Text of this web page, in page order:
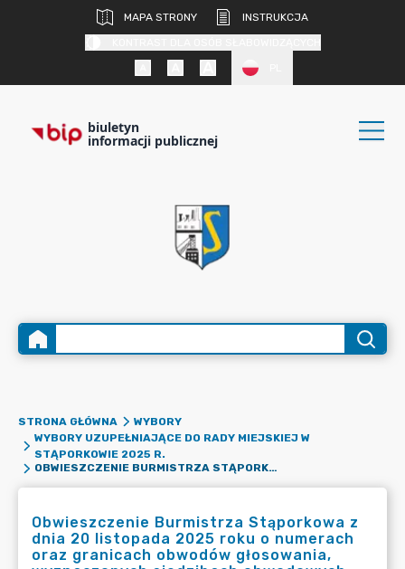
MAPA STRONY
INSTRUKCJA
biuletyn
informacji publicznej
STRONA GŁÓWNA
WYBORY
WYBORY UZUPEŁNIAJĄCE DO RADY MIEJSKIEJ W
STĄPORKOWIE 2025 R.
OBWIESZCZENIE BURMISTRZA STĄPORKOWA Z DNIA 20 LISTOPADA 2025 ROKU O NUMERACH ORAZ GRANICACH OBWODÓW GŁOSOWANIA, WYZNACZONYCH SIEDZIBACH OBWODOWYCH KOMISJI WYBORCZYCH ORAZ MOŻLIWOŚCI GŁOSOWANIA KORESPONDENCYJNEGO I PRZEZ PEŁNOMOCNIKA W WYBORACH UZUPEŁNIAJĄCYCH DO RADY MIEJSKIEJ W STĄPORKOWIE W OKRĘGU WYBORCZYM NR 12, ZARZĄDZONYCH NA DZIEŃ 21 GRUDNIA 2025 R.
Obwieszczenie Burmistrza Stąporkowa z
dnia 20 listopada 2025 roku o numerach
oraz granicach obwodów głosowania,